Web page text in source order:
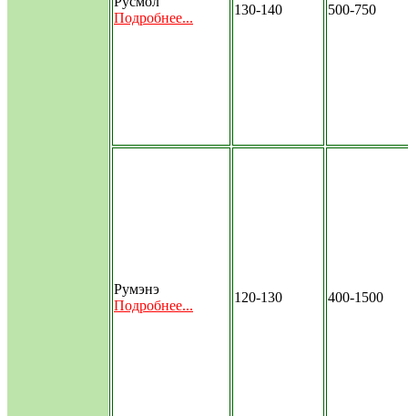
Подробнее...
130-140 500-750
Румэнэ
Подробнее...
120-130 400-1500